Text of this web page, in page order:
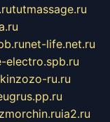
tutmassage.ru
net-life.net.ru
electro.spb.ru
kinzozo-ru.ru
ia2.ru